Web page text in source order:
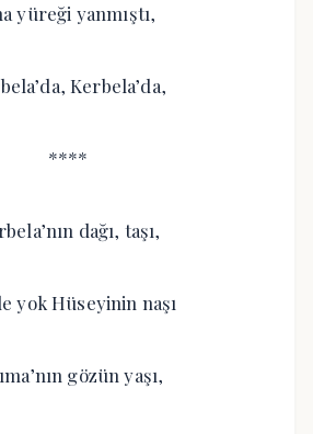
yüreği yanmıştı,
Kerbela’da,
****
dağı, taşı,
yok Hüseyinin naşı
gözün yaşı,